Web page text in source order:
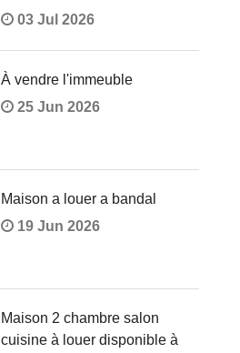
03 Jul 2026
À vendre l'immeuble
25 Jun 2026
Maison a louer a bandal
19 Jun 2026
Maison 2 chambre salon
cuisine à louer disponible à